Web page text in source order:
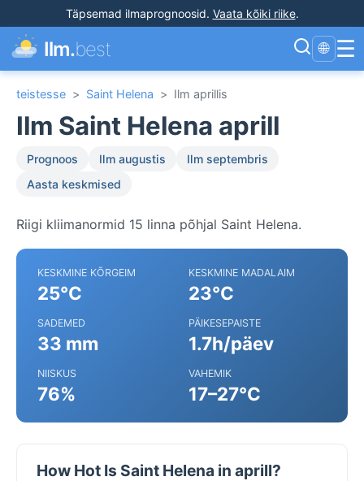
Täpsemad ilmaprognoosid. Vaata kõiki riike.
Ilm.best 🌐 ☰
teistesse > Saint Helena > Ilm aprillis
Ilm Saint Helena aprill
Prognoos Ilm augustis
Ilm septembris
Aasta keskmised
Riigi kliimanormid 15 linna põhjal Saint Helena.
KESKMINE KÕRGEIM
25°C
KESKMINE MADALAIM
23°C
SADEMED
33 mm
PÄIKESEPAISTE
1.7h/päev
NIISKUS
76%
VAHEMIK
17–27°C
How Hot Is Saint Helena in aprill?